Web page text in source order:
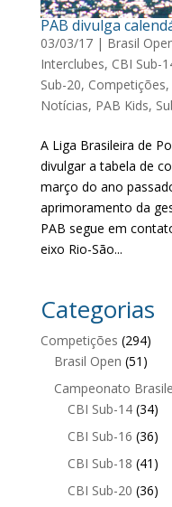
PAB divulga
03/03/17| Brasil
Interclubes, CBI Sub-
Sub-20, Competições,
Notícias, PAB Kids,
A Liga Brasileira de
divulgar a tabela de
março do ano
aprimoramento da
PAB segue em
eixo Rio-São...
Categorias
Competições (294)
Brasil Open (51)
Campeonato
CBI Sub-14(34)
CBI Sub-16 (36)
CBI Sub-18 (41)
CBI Sub-20 (36)